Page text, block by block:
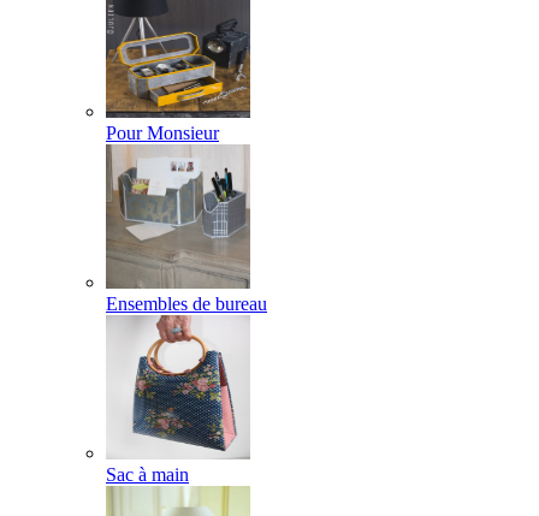
Pour Monsieur
Ensembles de bureau
Sac à main